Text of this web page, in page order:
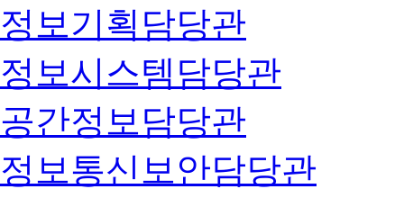
정보기획담당관
정보시스템담당관
공간정보담당관
정보통신보안담당관